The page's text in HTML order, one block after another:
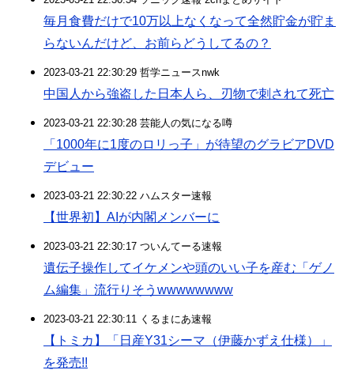
毎月食費だけで10万以上なくなって全然貯金が貯ま
らないんだけど、お前らどうしてるの？
2023-03-21 22:30:29 哲学ニュースnwk
中国人から強盗した日本人ら、刃物で刺されて死亡
2023-03-21 22:30:28 芸能人の気になる噂
「1000年に1度のロリっ子」が待望のグラビアDVD
デビュー
2023-03-21 22:30:22 ハムスター速報
【世界初】AIが内閣メンバーに
2023-03-21 22:30:17 ついんてーる速報
遺伝子操作してイケメンや頭のいい子を産む「ゲノ
ム編集」流行りそうwwwwwwww
2023-03-21 22:30:11 くるまにあ速報
【トミカ】「日産Y31シーマ（伊藤かずえ仕様）」
を発売!!